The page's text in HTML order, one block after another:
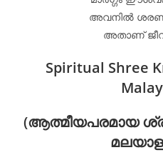
അവനിൽ
അതാണ്
Spiritual Shree
(ആത്മീയപരമായ